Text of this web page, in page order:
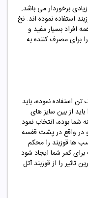
برخوردار می باشد.
استفاده نموده اند. نخ
افراد بسیار مفید و
برای مصرف کننده به
تن استفاده نموده، باید
از بین سایز های
شما بوده، انتخاب نمود.
در واقع در پشت قفسه
ها قوزبند را محکم
کمر شما ایجاد شود.
تاثیر را از قوزبند آتل